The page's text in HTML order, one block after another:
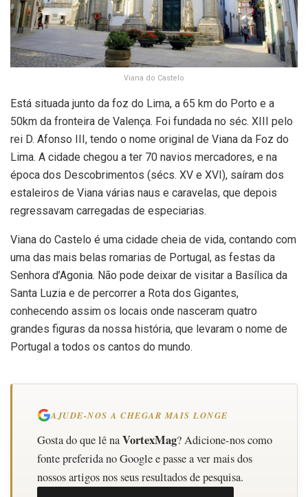
Viana do Castelo
Está situada junto da foz do Lima, a 65 km do Porto e a
50km da fronteira de Valença. Foi fundada no séc. XIII pelo
rei D. Afonso III, tendo o nome original de Viana da Foz do
Lima. A cidade chegou a ter 70 navios mercadores, e na
época dos Descobrimentos (sécs. XV e XVI), saíram dos
estaleiros de Viana várias naus e caravelas, que depois
regressavam carregadas de especiarias.
Viana do Castelo é uma cidade cheia de vida, contando com
uma das mais belas romarias de Portugal, as festas da
Senhora d’Agonia. Não pode deixar de visitar a Basílica da
Santa Luzia e de percorrer a Rota dos Gigantes,
conhecendo assim os locais onde nasceram quatro
grandes figuras da nossa história, que levaram o nome de
Portugal a todos os cantos do mundo.
AJUDE-NOS A CHEGAR MAIS LONGE
Gosta do que lê naVortexMag? Adicione-nos como
fonte preferida no Google e passe a ver mais dos
nossos artigos nos seus resultados de pesquisa.